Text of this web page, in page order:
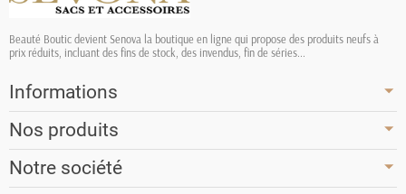
Beauté Boutic devient Senova la boutique en ligne qui propose des produits neufs à
prix réduits, incluant des fins de stock, des invendus, fin de séries...
Informations
Nos produits
Notre société